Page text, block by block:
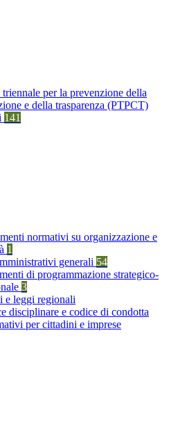
triennale per la prevenzione della
e della trasparenza (PTPCT)
141
normativi su organizzazione e
1
generali 54
di programmazione strategico-
3
e leggi regionali
disciplinare e codice di condotta
per cittadini e imprese